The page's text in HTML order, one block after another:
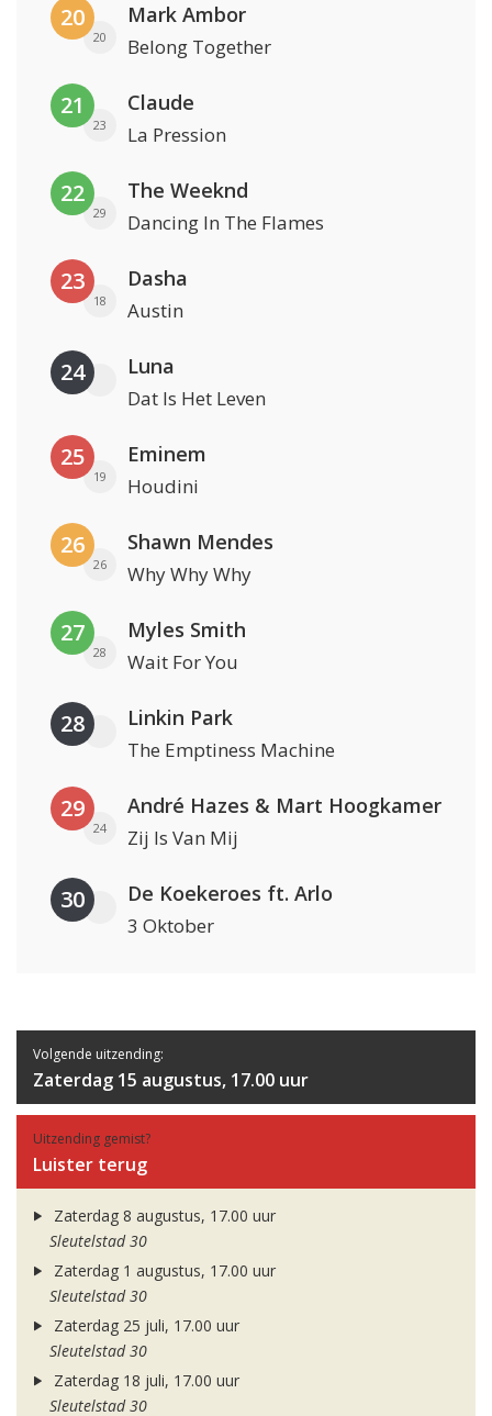
20
20
Mark Ambor
Belong Together
21
23
Claude
La Pression
22
29
The Weeknd
Dancing In The Flames
23
18
Dasha
Austin
24 Luna
Dat Is Het Leven
25
19
Eminem
Houdini
26
26
Shawn Mendes
Why Why Why
27
28
Myles Smith
Wait For You
28 Linkin Park
The Emptiness Machine
29
24
André Hazes & Mart Hoogkamer
Zij Is Van Mij
30 De Koekeroes ft. Arlo
3 Oktober
Volgende uitzending:
Zaterdag 15 augustus, 17.00 uur
Uitzending gemist?
Luister terug
Zaterdag 8 augustus, 17.00 uur
Sleutelstad 30
Zaterdag 1 augustus, 17.00 uur
Sleutelstad 30
Zaterdag 25 juli, 17.00 uur
Sleutelstad 30
Zaterdag 18 juli, 17.00 uur
Sleutelstad 30